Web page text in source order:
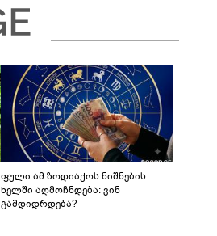
ფული ამ ზოდიაქოს ნიშნების
ხელში აღმოჩნდება: ვინ
გამდიდრდება?